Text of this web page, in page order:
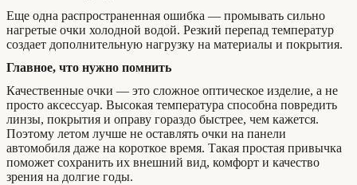
Еще одна распространенная ошибка — промывать сильно
нагретые очки холодной водой. Резкий перепад температур
создает дополнительную нагрузку на материалы и покрытия.
Главное, что нужно помнить
Качественные очки — это сложное оптическое изделие, а не
просто аксессуар. Высокая температура способна повредить
линзы, покрытия и оправу гораздо быстрее, чем кажется.
Поэтому летом лучше не оставлять очки на панели
автомобиля даже на короткое время. Такая простая привычка
поможет сохранить их внешний вид, комфорт и качество
зрения на долгие годы.